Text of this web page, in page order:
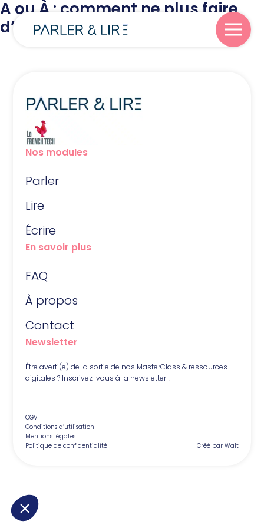
À propos
A ou À : comment ne plus faire
d’erreurs ?
Nos modules
Parler
Lire
Écrire
En savoir plus
FAQ
À propos
Contact
Newsletter
Être averti(e) de la sortie de nos MasterClass & ressources
digitales ? Inscrivez-vous à la newsletter !
CGV
Conditions d’utilisation
Mentions légales
Politique de confidentialité
Créé par Walt